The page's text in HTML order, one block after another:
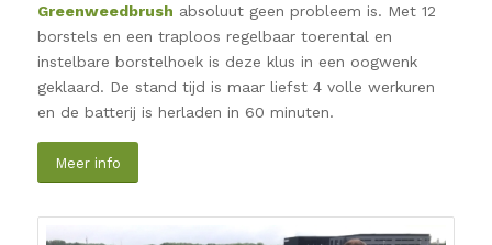
Greenweedbrush absoluut geen probleem is. Met 12
borstels en een traploos regelbaar toerental en
instelbare borstelhoek is deze klus in een oogwenk
geklaard. De stand tijd is maar liefst 4 volle werkuren
en de batterij is herladen in 60 minuten.
Meer info